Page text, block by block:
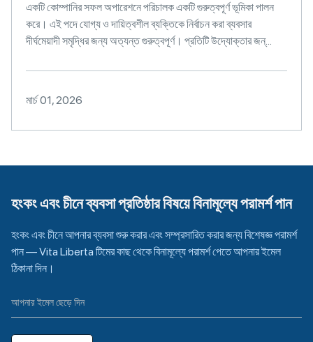
একটি কোম্পানির সফল অপারেশনে পরিচালক একটি গুরুত্বপূর্ণ ভূমিকা পালন
করে। এই পদে যোগ্য ও দায়িত্বশীল ব্যক্তিকে নির্বাচন করা ব্যবসার
দীর্ঘমেয়াদী সমৃদ্ধির জন্য অত্যন্ত গুরুত্বপূর্ণ। প্রতিটি উদ্যোক্তার জন্...
মার্চ 01, 2026
হংকং এবং চীনে ব্যবসা প্রতিষ্ঠার বিষয়ে বিনামূল্যে পরামর্শ পান
হংকং এবং চীনে আপনার ব্যবসা শুরু করার এবং সম্প্রসারিত করার জন্য বিশেষজ্ঞ পরামর্শ
পান — Vita Liberta টিমের কাছ থেকে বিনামূল্যে পরামর্শ পেতে আপনার ইমেল
ঠিকানা দিন।